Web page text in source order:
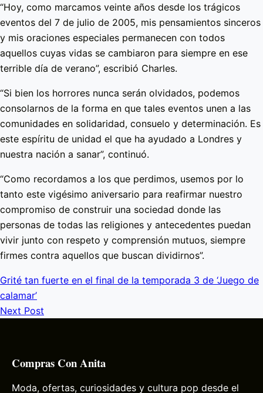
“Hoy, como marcamos veinte años desde los trágicos
eventos del 7 de julio de 2005, mis pensamientos sinceros
y mis oraciones especiales permanecen con todos
aquellos cuyas vidas se cambiaron para siempre en ese
terrible día de verano”, escribió Charles.
“Si bien los horrores nunca serán olvidados, podemos
consolarnos de la forma en que tales eventos unen a las
comunidades en solidaridad, consuelo y determinación. Es
este espíritu de unidad el que ha ayudado a Londres y
nuestra nación a sanar”, continuó.
“Como recordamos a los que perdimos, usemos por lo
tanto este vigésimo aniversario para reafirmar nuestro
compromiso de construir una sociedad donde las
personas de todas las religiones y antecedentes puedan
vivir junto con respeto y comprensión mutuos, siempre
firmes contra aquellos que buscan dividirnos”.
Grité tan fuerte en el final de la temporada 3 de ‘Juego de
calamar’
Next Post
Compras Con Anita
Moda, ofertas, curiosidades y cultura pop desde el